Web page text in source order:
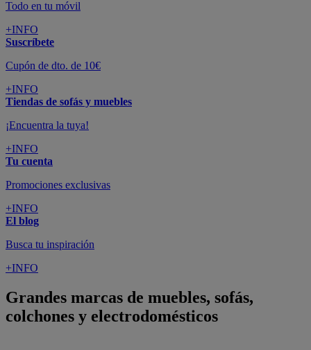
Todo en tu móvil
+INFO
Suscríbete
Cupón de dto. de 10€
+INFO
Tiendas de sofás y muebles
¡Encuentra la tuya!
+INFO
Tu cuenta
Promociones exclusivas
+INFO
El blog
Busca tu inspiración
+INFO
Grandes marcas de muebles, sofás,
colchones y electrodomésticos